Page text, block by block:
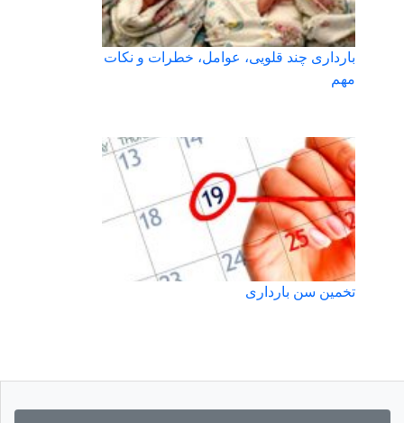
بارداری چند قلویی، عوامل، خطرات و نکات
مهم
تخمین سن بارداری